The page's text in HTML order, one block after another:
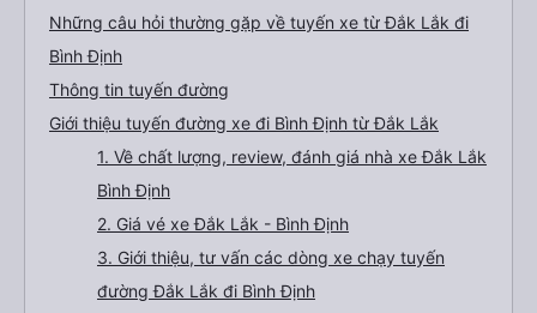
Những câu hỏi thường gặp về tuyến xe từ Đắk Lắk đi
Bình Định
Thông tin tuyến đường
Giới thiệu tuyến đường xe đi Bình Định từ Đắk Lắk
1. Về chất lượng, review, đánh giá nhà xe Đắk Lắk
Bình Định
2. Giá vé xe Đắk Lắk - Bình Định
3. Giới thiệu, tư vấn các dòng xe chạy tuyến
đường Đắk Lắk đi Bình Định